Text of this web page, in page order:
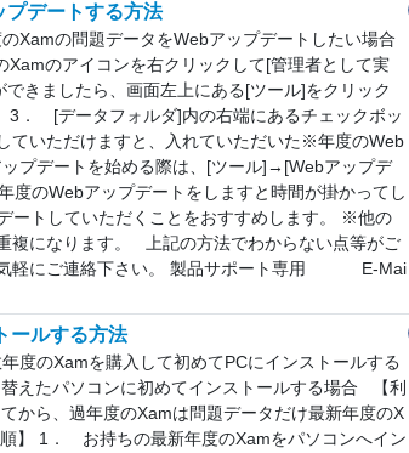
デートする方法
Xamの問題データをWebアップデートしたい場合
のアイコンを右クリックして[管理者として実
きましたら、画面左上にある[ツール]をクリック
3． [データフォルダ]内の右端にあるチェックボッ
ていただけますと、入れていただいた※年度のWeb
プデートを始める際は、[ツール]→[Webアップデ
のWebアップデートをしますと時間が掛かってし
ートしていただくことをおすすめします。 ※他の
複になります。 上記の方法でわからない点等がご
気軽にご連絡下さい。 製品サポート専用 E-Mai
ールする方法
度のXamを購入して初めてPCにインストールする
えたパソコンに初めてインストールする場合 【利
から、過年度のXamは問題データだけ最新年度のX
】 1． お持ちの最新年度のXamをパソコンへイン